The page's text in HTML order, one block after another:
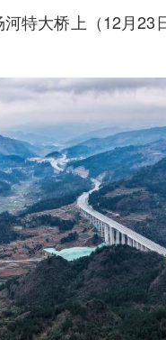
大桥上（12月23